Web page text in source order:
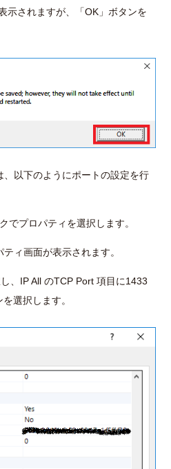
示されますが、「OK」ボタンを
、以下のようにポートの設定を行
でプロパティを選択します。
ィ画面が表示されます。
、IP All のTCP Port 項目に1433
選択します。